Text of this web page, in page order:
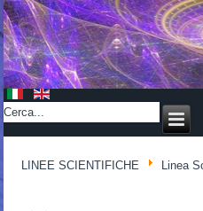
LINEE SCIENTIFICHE Linea